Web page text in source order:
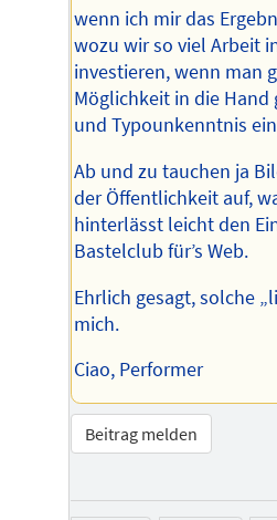
wenn ich mir das
wozu wir so viel Arbeit
investieren, wenn man
Möglichkeit in die Hand
und Typounkenntnis
Ab und zu tauchen ja
der Öffentlichkeit auf,
hinterlässt leicht den
Bastelclub für’s Web.
Ehrlich gesagt, solche
mich.
Ciao, Performer
Beitrag melden